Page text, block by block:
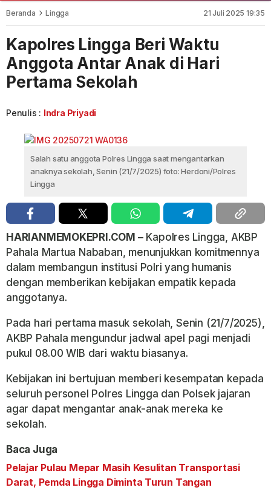
Beranda Lingga 21 Juli 2025 19:35
Kapolres Lingga Beri Waktu
Anggota Antar Anak di Hari
Pertama Sekolah
Penulis : Indra Priyadi
Salah satu anggota Polres Lingga saat mengantarkan
anaknya sekolah, Senin (21/7/2025) foto: Herdoni/Polres
Lingga
HARIANMEMOKEPRI.COM –Kapolres Lingga, AKBP
Pahala Martua Nababan, menunjukkan komitmennya
dalam membangun institusi Polri yang humanis
dengan memberikan kebijakan empatik kepada
anggotanya.
Pada hari pertama masuk sekolah, Senin (21/7/2025),
AKBP Pahala mengundur jadwal apel pagi menjadi
pukul 08.00 WIB dari waktu biasanya.
Kebijakan ini bertujuan memberi kesempatan kepada
seluruh personel Polres Lingga dan Polsek jajaran
agar dapat mengantar anak-anak mereka ke
sekolah.
Baca Juga
Pelajar Pulau Mepar Masih Kesulitan Transportasi
Darat, Pemda Lingga Diminta Turun Tangan